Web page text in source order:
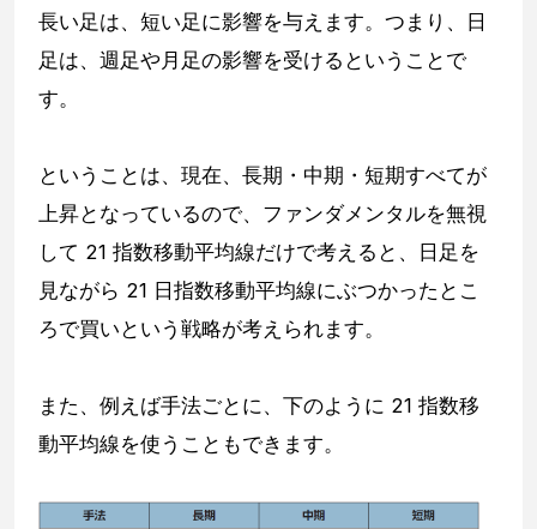
長い足は、短い足に影響を与えます。つまり、日
足は、週足や月足の影響を受けるということで
す。
ということは、現在、長期・中期・短期すべてが
上昇となっているので、ファンダメンタルを無視
して 21 指数移動平均線だけで考えると、日足を
見ながら 21 日指数移動平均線にぶつかったとこ
ろで買いという戦略が考えられます。
また、例えば手法ごとに、下のように 21 指数移
動平均線を使うこともできます。